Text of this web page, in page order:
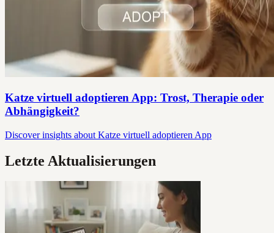
Katze virtuell adoptieren App: Trost, Therapie oder
Abhängigkeit?
Discover insights about Katze virtuell adoptieren App
Letzte Aktualisierungen